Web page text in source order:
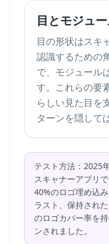
目とモジュ
目の形状はスキ
認識するための
で、モジュール
す。これらの要
らしい見た目を
ターンを隠して
テスト方法：2025
スキャナーアプリ
40%のロゴ埋め込
ラスト、保持され
のロゴカバー率を
ンされました。